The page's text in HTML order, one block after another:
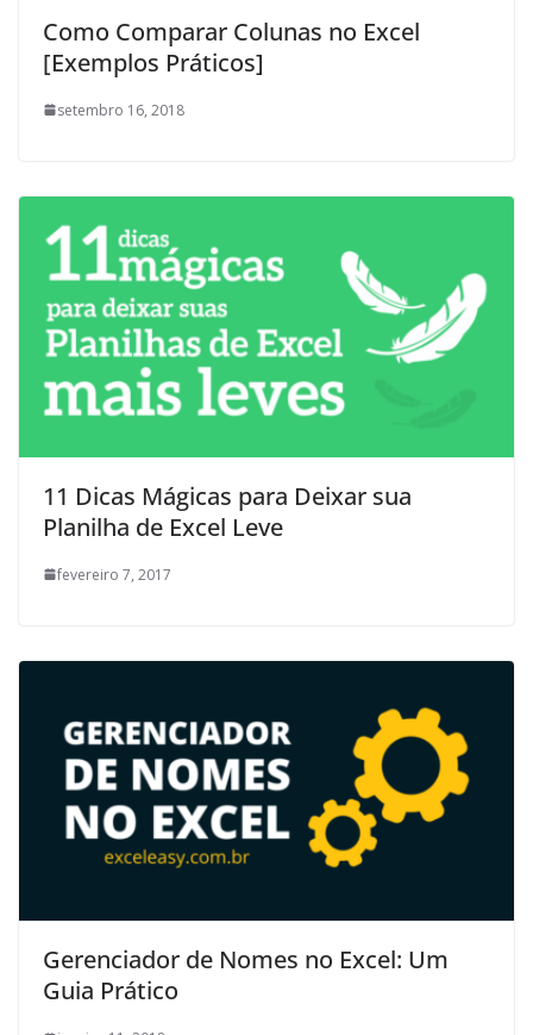
Como Comparar Colunas no Excel
[Exemplos Práticos]
setembro 16, 2018
11 Dicas Mágicas para Deixar sua
Planilha de Excel Leve
fevereiro 7, 2017
Gerenciador de Nomes no Excel: Um
Guia Prático